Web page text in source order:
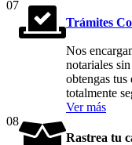
07
Trámites
Nos
notariales
obtengas
totalmente
Ver más
08
Rastrea tu